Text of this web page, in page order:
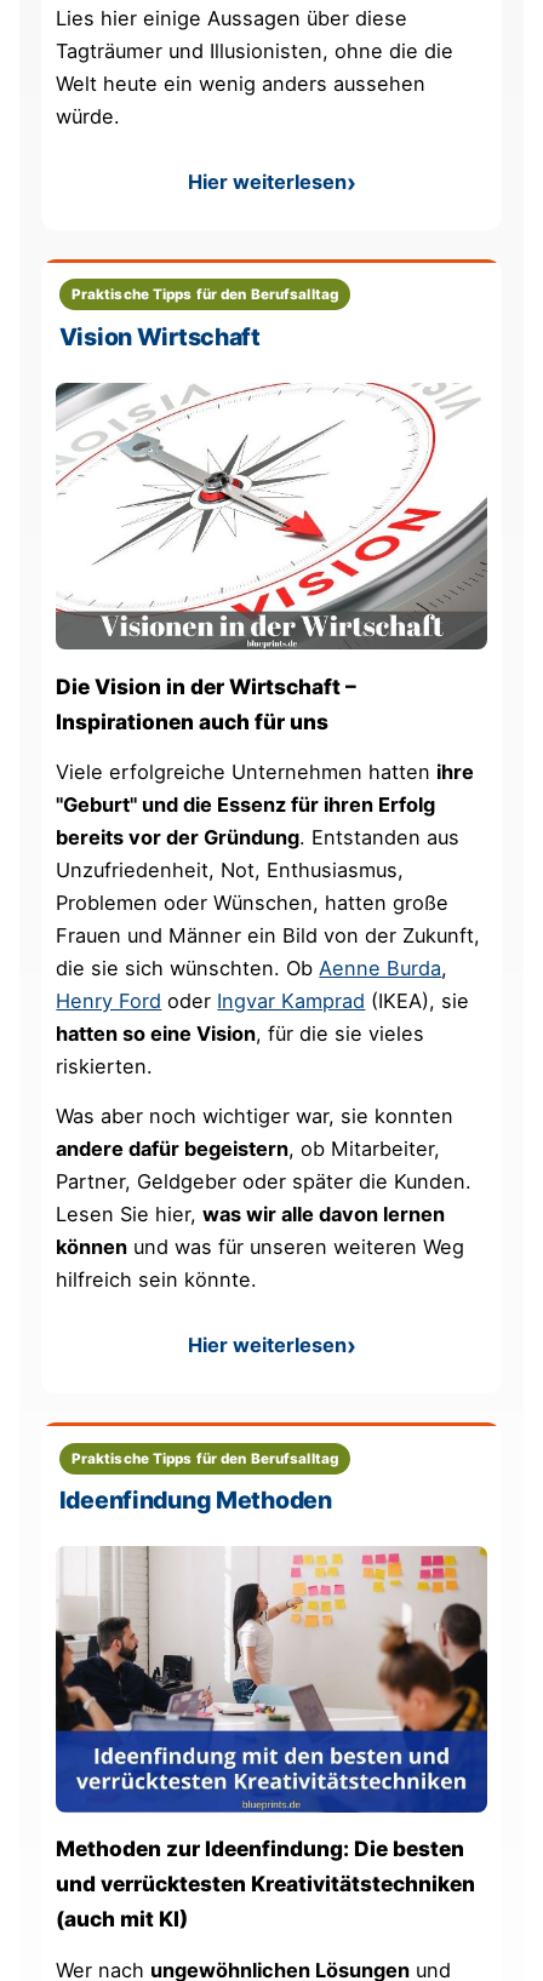
Lies hier einige Aussagen über diese
Tagträumer und Illusionisten, ohne die die
Welt heute ein wenig anders aussehen
würde.
Hier weiterlesen: Eine Vision? Du
Praktische Tipps für den Berufsalltag
Vision Wirtschaft
Die Vision in der Wirtschaft –
Inspirationen auch für uns
Viele erfolgreiche Unternehmen hatten ihre
"Geburt" und die Essenz für ihren Erfolg
bereits vor der Gründung. Entstanden aus
Unzufriedenheit, Not, Enthusiasmus,
Problemen oder Wünschen, hatten große
Frauen und Männer ein Bild von der Zukunft,
die sie sich wünschten. ObAenne Burda,
Henry Ford oder Ingvar Kamprad (IKEA), sie
hatten so eine Vision, für die sie vieles
riskierten.
Was aber noch wichtiger war, sie konnten
andere dafür begeistern, ob Mitarbeiter,
Partner, Geldgeber oder später die Kunden.
Lesen Sie hier,was wir alle davon lernen
können und was für unseren weiteren Weg
hilfreich sein könnte.
Hier weiterlesen: Vision Wirtschaft
Praktische Tipps für den Berufsalltag
Ideenfindung Methoden
Methoden zur Ideenfindung: Die besten
und verrücktesten Kreativitätstechniken
(auch mit KI)
Wer nach ungewöhnlichen Lösungen und